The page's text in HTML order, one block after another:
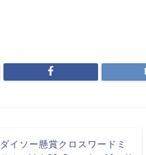
ダイソー懸賞クロスワードミ